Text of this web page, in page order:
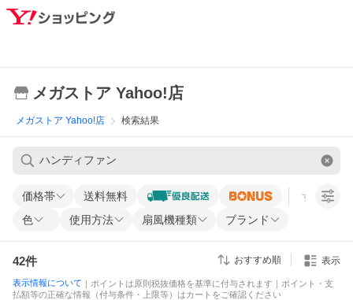
メガストア Yahoo!店
メガストア Yahoo!店 検索結果
価格帯 送料無料 すべての条
色 使用方法 扇風機種類 ブランド
42件 おすすめ順 表示
表示情報について ｜ポイントは原則税抜価格を基準に付与されます｜ポイント・支
払額等の正確な情報（付与条件・上限等）はカートをご確認ください